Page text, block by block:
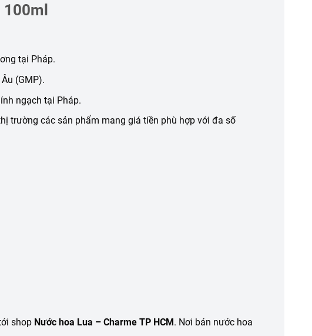
tại Pháp.
(GMP).
ngạch tại Pháp.
trường các sản phẩm mang giá tiền phù hợp với đa số
shop Nước hoa Lua – Charme TP HCM. Nơi bán nước hoa